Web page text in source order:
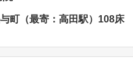
町（最寄：高田駅）108床